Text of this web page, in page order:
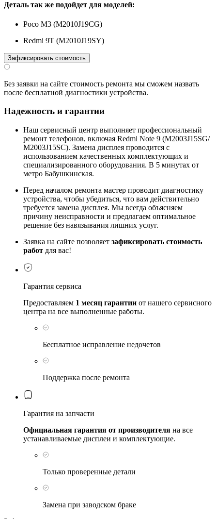
Деталь так же подойдет для моделей:
Poco M3 (M2010J19CG)
Redmi 9T (M2010J19SY)
Зафиксировать стоимость
Без заявки на сайте стоимость ремонта мы сможем назвать
после бесплатной диагностики устройства.
Надежность и гарантии
Наш сервисный центр выполняет профессиональный
ремонт телефонов, включая Redmi Note 9 (M2003J15SG/
M2003J15SC). Замена дисплея проводится с
использованием качественных комплектующих и
специализированного оборудования. В 5 минутах от
метро Бабушкинская.
Перед началом ремонта мастер проводит диагностику
устройства, чтобы убедиться, что вам действительно
требуется замена дисплея. Мы всегда объясняем
причину неисправности и предлагаем оптимальное
решение без навязывания лишних услуг.
Заявка на сайте позволяет зафиксировать стоимость
работ для вас!
Гарантия сервиса
Предоставляем 1 месяц гарантии от нашего сервисного
центра на все выполненные работы.
Бесплатное исправление недочетов
Поддержка после ремонта
Гарантия на запчасти
Официальная гарантия от производителя на все
устанавливаемые дисплеи и комплектующие.
Только проверенные детали
Замена при заводском браке